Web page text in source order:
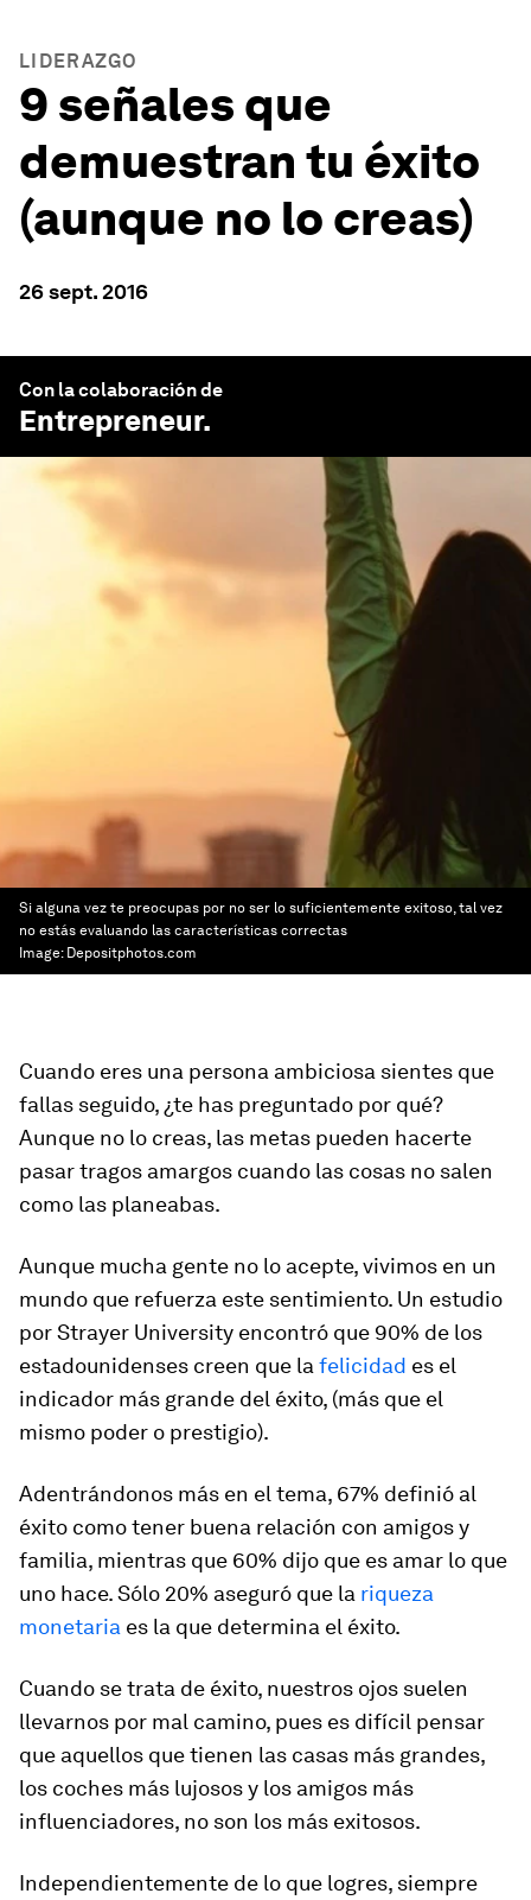
LIDERAZGO
9 señales que
demuestran tu éxito
(aunque no lo creas)
26 sept. 2016
Con la colaboración de
Entrepreneur.
Si alguna vez te preocupas por no ser lo suficientemente exitoso, tal vez
no estás evaluando las características correctas
Image: Depositphotos.com
Cuando eres una persona ambiciosa sientes que
fallas seguido, ¿te has preguntado por qué?
Aunque no lo creas, las metas pueden hacerte
pasar tragos amargos cuando las cosas no salen
como las planeabas.
Aunque mucha gente no lo acepte, vivimos en un
mundo que refuerza este sentimiento. Un estudio
por Strayer University encontró que 90% de los
estadounidenses creen que la felicidad es el
indicador más grande del éxito, (más que el
mismo poder o prestigio).
Adentrándonos más en el tema, 67% definió al
éxito como tener buena relación con amigos y
familia, mientras que 60% dijo que es amar lo que
uno hace. Sólo 20% aseguró que la riqueza
monetaria es la que determina el éxito.
Cuando se trata de éxito, nuestros ojos suelen
llevarnos por mal camino, pues es difícil pensar
que aquellos que tienen las casas más grandes,
los coches más lujosos y los amigos más
influenciadores, no son los más exitosos.
Independientemente de lo que logres, siempre